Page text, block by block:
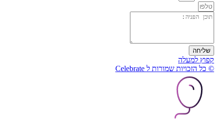
שליחה
קפוץ למעלה
© כל הזכויות שמורות ל Celebrate